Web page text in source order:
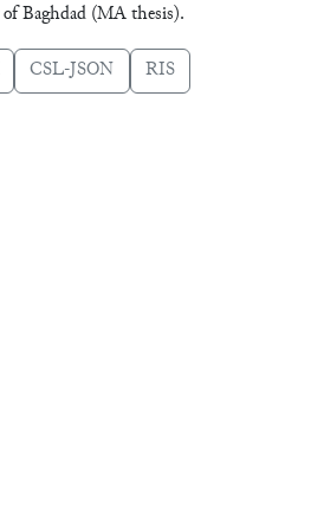
Baghdad (MA thesis).
CSL-JSON RIS